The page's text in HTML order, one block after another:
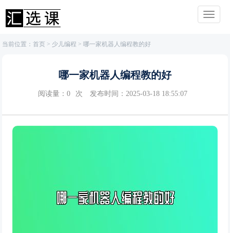
当前位置：首页 > 少儿编程 > 哪一家机器人编程教的好
哪一家机器人编程教的好
阅读量： 0 次 发布时间：2025-03-18 18:55:07